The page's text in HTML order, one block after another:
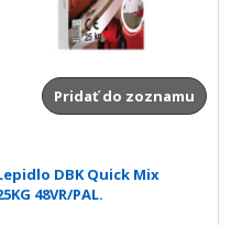
Pridať do zoznamu
DBK Quick Mix
48VR/PAL.